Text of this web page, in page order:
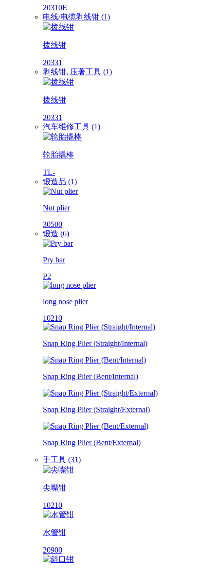
20310E
电线/电缆剥线钳 (1)
拨线钳
20331
剥线钳, 压著工具 (1)
拨线钳
20331
汽车维修工具 (1)
轮胎撬棒
TL-
锻造品 (1)
Nut plier
30500
锻造 (6)
Pry bar
P2
long nose plier
10210
Snap Ring Plier (Straight/Internal)
Snap Ring Plier (Bent/Internal)
Snap Ring Plier (Straight/External)
Snap Ring Plier (Bent/External)
手工具 (31)
尖嘴钳
10210
水管钳
20900